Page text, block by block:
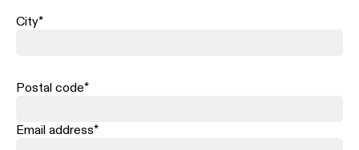
City*
Postal code*
Email address*